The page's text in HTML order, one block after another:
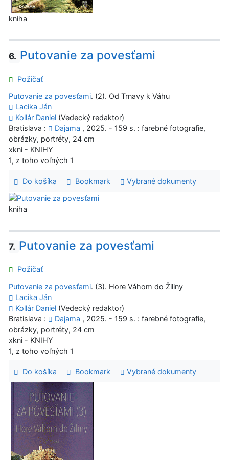
kniha
6. Putovanie za povesťami
Požičať
Putovanie za povesťami. (2). Od Trnavy k Váhu
Lacika Ján
Kollár Daniel (Vedecký redaktor)
Bratislava :
Dajama , 2025. - 159 s. : farebné fotografie,
obrázky, portréty, 24 cm
xkni - KNIHY
1, z toho voľných 1
Do košíka Bookmark Vybrané dokumenty
kniha
7. Putovanie za povesťami
Požičať
Putovanie za povesťami. (3). Hore Váhom do Žiliny
Lacika Ján
Kollár Daniel (Vedecký redaktor)
Bratislava :
Dajama , 2025. - 159 s. : farebné fotografie,
obrázky, portréty, 24 cm
xkni - KNIHY
1, z toho voľných 1
Do košíka Bookmark Vybrané dokumenty